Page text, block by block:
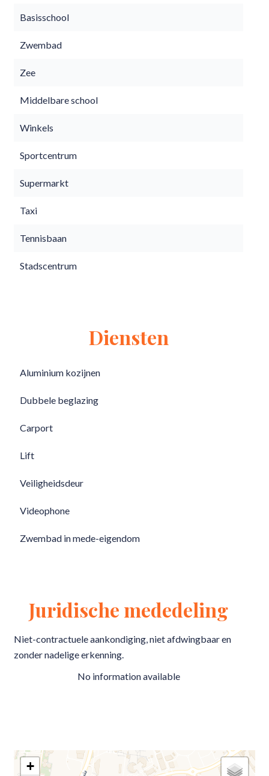
Basisschool
Zwembad
Zee
Middelbare school
Winkels
Sportcentrum
Supermarkt
Taxi
Tennisbaan
Stadscentrum
Diensten
Aluminium kozijnen
Dubbele beglazing
Carport
Lift
Veiligheidsdeur
Videophone
Zwembad in mede-eigendom
Juridische mededeling
Niet-contractuele aankondiging, niet afdwingbaar en
zonder nadelige erkenning.
No information available
+